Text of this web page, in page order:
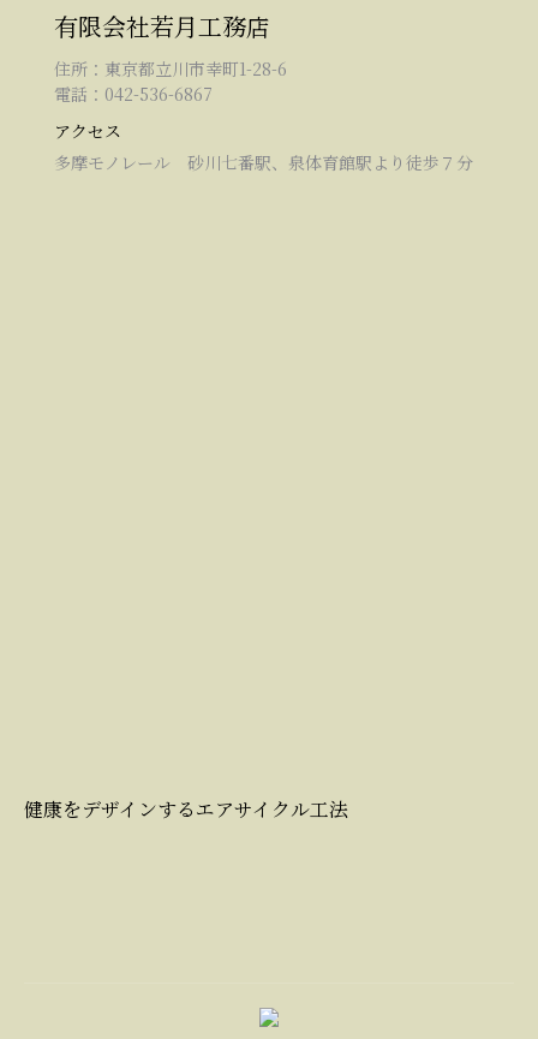
有限会社若月工務店
住所：東京都立川市幸町1-28-6
電話：042-536-6867
アクセス
多摩モノレール 砂川七番駅、泉体育館駅より徒歩７分
健康をデザインするエアサイクル工法